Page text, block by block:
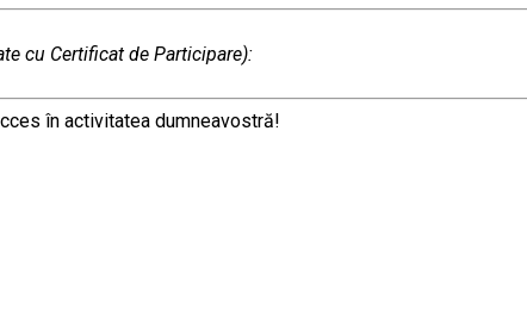
cu Certificat de Participare):
în activitatea dumneavostră!